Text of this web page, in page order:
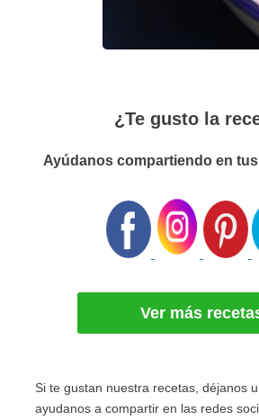
¿Te gusto la
Ayúdanos compartiendo en
Ver más
Si te gustan nuestra recetas, déjanos
ayudanos a compartir en las redes